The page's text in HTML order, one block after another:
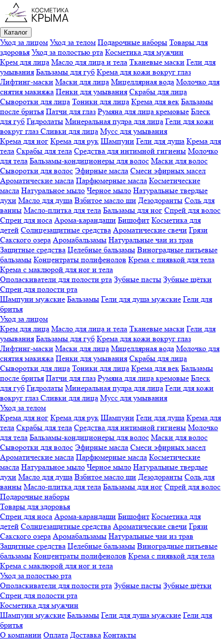
Каталог
Уход за лицом Уход за телом Подарочные наборы Товары для
здоровья Уход за полостью рта Косметика для мужчин
Крем для лица Масло для лица и тела Тканевые маски Гели для
умывания Бальзамы для губ Крема для кожи вокруг глаз
Лифтинг-маски Маски для лица Мицеллярная вода Молочко для
снятия макияжа Пенки для умывания Скрабы для лица
Сыворотки для лица Тоники для лица Крема для век Бальзамы
после бритья Патчи для глаз Румяна для лица кремовые Блеск
для губ Гидролаты Минеральная пудра для лица Гели для кожи
вокруг глаз Сливки для лица Мусс для умывания
Крема для ног Крема для рук Шампуни Гели для душа Крема для
тела Скрабы для тела Средства для интимной гигиены Молочко
для тела Бальзамы-кондиционеры для волос Маски для волос
Сыворотки для волос Эфирные масла Смеси эфирных масел
Ароматические масла Парфюмерные масла Косметические
масла Натуральное мыло Черное мыло Натуральные твердые
духи Масло для душа Взбитое масло ши Дезодоранты Соль для
ванны Масло-плитка для тела Бальзамы для ног Спрей для волос
Спреи для носа Арома-карандаши Бишофит Косметика для
детей Солнцезащитные средства Ароматические свечи Грязи
Cакского озера Аромабальзамы Натуральные чаи из трав
Защитные средства Целебные бальзамы Виноградные питьевые
бальзамы Концентраты полифенолов Крема с пиявкой для тела
Крема с маклюрой для ног и тела
Ополаскиватели для полости рта Зубные пасты Зубные щётки
Спреи для полости рта
Шампуни мужские Бальзамы Гели для душа мужские Гели для
бритья
Уход за лицом
Крем для лица Масло для лица и тела Тканевые маски Гели для
умывания Бальзамы для губ Крема для кожи вокруг глаз
Лифтинг-маски Маски для лица Мицеллярная вода Молочко для
снятия макияжа Пенки для умывания Скрабы для лица
Сыворотки для лица Тоники для лица Крема для век Бальзамы
после бритья Патчи для глаз Румяна для лица кремовые Блеск
для губ Гидролаты Минеральная пудра для лица Гели для кожи
вокруг глаз Сливки для лица Мусс для умывания
Уход за телом
Крема для ног Крема для рук Шампуни Гели для душа Крема для
тела Скрабы для тела Средства для интимной гигиены Молочко
для тела Бальзамы-кондиционеры для волос Маски для волос
Сыворотки для волос Эфирные масла Смеси эфирных масел
Ароматические масла Парфюмерные масла Косметические
масла Натуральное мыло Черное мыло Натуральные твердые
духи Масло для душа Взбитое масло ши Дезодоранты Соль для
ванны Масло-плитка для тела Бальзамы для ног Спрей для волос
Подарочные наборы
Товары для здоровья
Спреи для носа Арома-карандаши Бишофит Косметика для
детей Солнцезащитные средства Ароматические свечи Грязи
Cакского озера Аромабальзамы Натуральные чаи из трав
Защитные средства Целебные бальзамы Виноградные питьевые
бальзамы Концентраты полифенолов Крема с пиявкой для тела
Крема с маклюрой для ног и тела
Уход за полостью рта
Ополаскиватели для полости рта Зубные пасты Зубные щётки
Спреи для полости рта
Косметика для мужчин
Шампуни мужские Бальзамы Гели для душа мужские Гели для
бритья
О компании Оплата Доставка Контакты